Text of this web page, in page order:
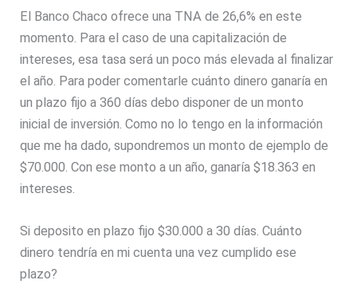
El Banco Chaco ofrece una TNA de 26,6% en este
momento. Para el caso de una capitalización de
intereses, esa tasa será un poco más elevada al finalizar
el año. Para poder comentarle cuánto dinero ganaría en
un plazo fijo a 360 días debo disponer de un monto
inicial de inversión. Como no lo tengo en la información
que me ha dado, supondremos un monto de ejemplo de
$70.000. Con ese monto a un año, ganaría $18.363 en
intereses.
Si deposito en plazo fijo $30.000 a 30 días. Cuánto
dinero tendría en mi cuenta una vez cumplido ese
plazo?